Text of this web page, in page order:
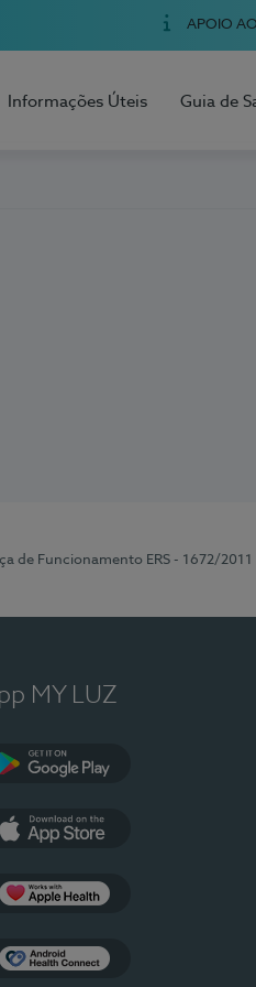
APOIO
Informações Úteis Guia de
de Funcionamento ERS - 1672/2011
MY LUZ